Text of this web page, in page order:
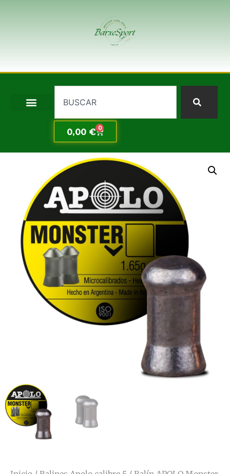
0,00€ 0